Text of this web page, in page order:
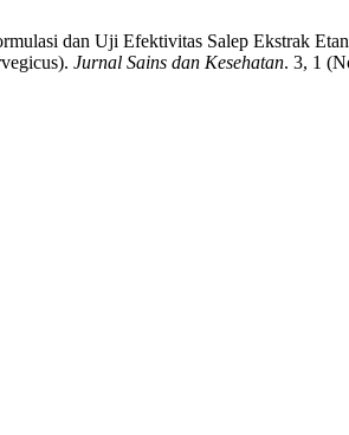
dan Uji Efektivitas Salep Ekstrak
Jurnal Sains dan Kesehatan. 3, 1